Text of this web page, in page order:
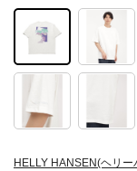
HELLY HANSEN(ヘリー